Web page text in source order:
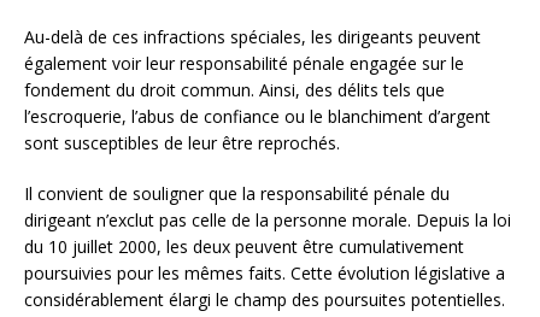
Au-delà de ces infractions spéciales, les dirigeants peuvent
également voir leur responsabilité pénale engagée sur le
fondement du droit commun. Ainsi, des délits tels que
l’escroquerie, l’abus de confiance ou le blanchiment d’argent
sont susceptibles de leur être reprochés.
Il convient de souligner que la responsabilité pénale du
dirigeant n’exclut pas celle de la personne morale. Depuis la loi
du 10 juillet 2000, les deux peuvent être cumulativement
poursuivies pour les mêmes faits. Cette évolution législative a
considérablement élargi le champ des poursuites potentielles.